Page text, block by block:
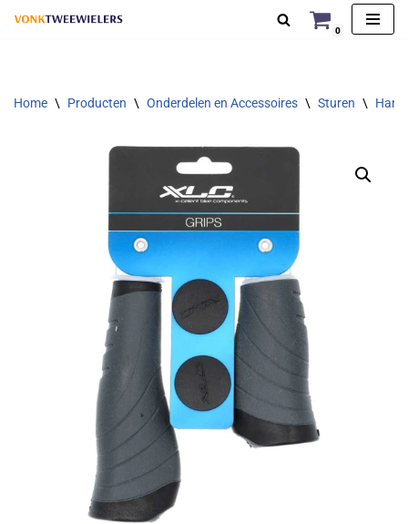
de
0
Home \ Producten \ Onderdelen en Accessoires \ Sturen \